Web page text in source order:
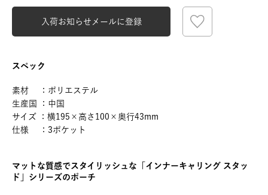
入荷お知らせメールに登録
スペック
素材 ：ポリエステル
生産国 ：中国
サイズ ：横195×高さ100×奥行43mm
仕様 ：3ポケット
マットな質感でスタイリッシュな「インナーキャリング スタッ
ド」シリーズのポーチ